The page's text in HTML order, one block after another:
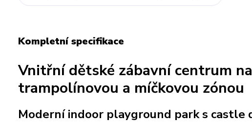
Kompletní specifikace
Vnitřní dětské zábavní centrum
trampolínovou a míčkovou zónou
Moderní indoor playground park s castle